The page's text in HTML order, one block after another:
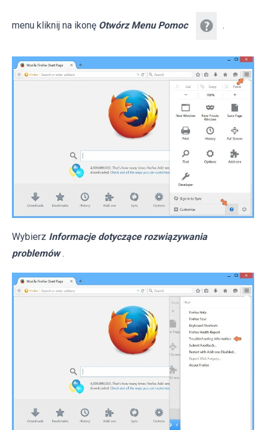
menu kliknij na ikonę Otwórz Menu Pomoc .
Wybierz Informacje dotyczące rozwiązywania
problemów .